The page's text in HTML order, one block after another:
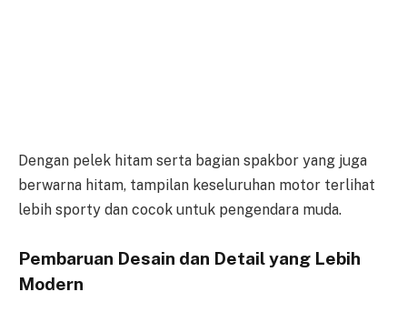
Dengan pelek hitam serta bagian spakbor yang juga
berwarna hitam, tampilan keseluruhan motor terlihat
lebih sporty dan cocok untuk pengendara muda.
Pembaruan Desain dan Detail yang Lebih
Modern